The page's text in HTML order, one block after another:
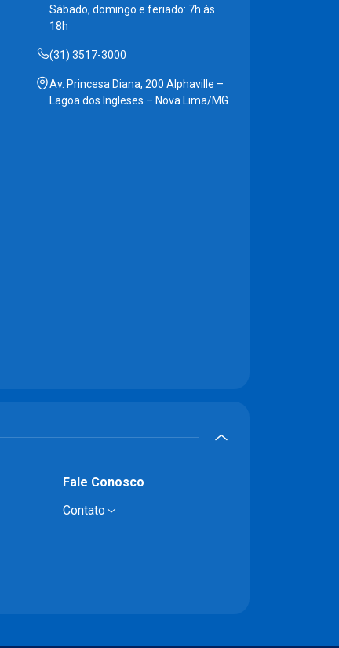
Sábado, domingo e feriado: 7h às
18h
(31) 3517-3000
Av. Princesa Diana, 200 Alphaville –
Lagoa dos Ingleses – Nova Lima/MG
Fale Conosco
Contato